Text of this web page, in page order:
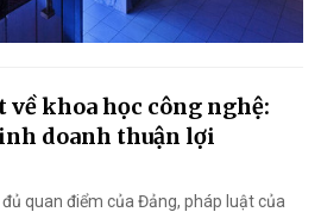
về khoa học công nghệ:
doanh thuận lợi
quan điểm của Đảng, pháp luật của